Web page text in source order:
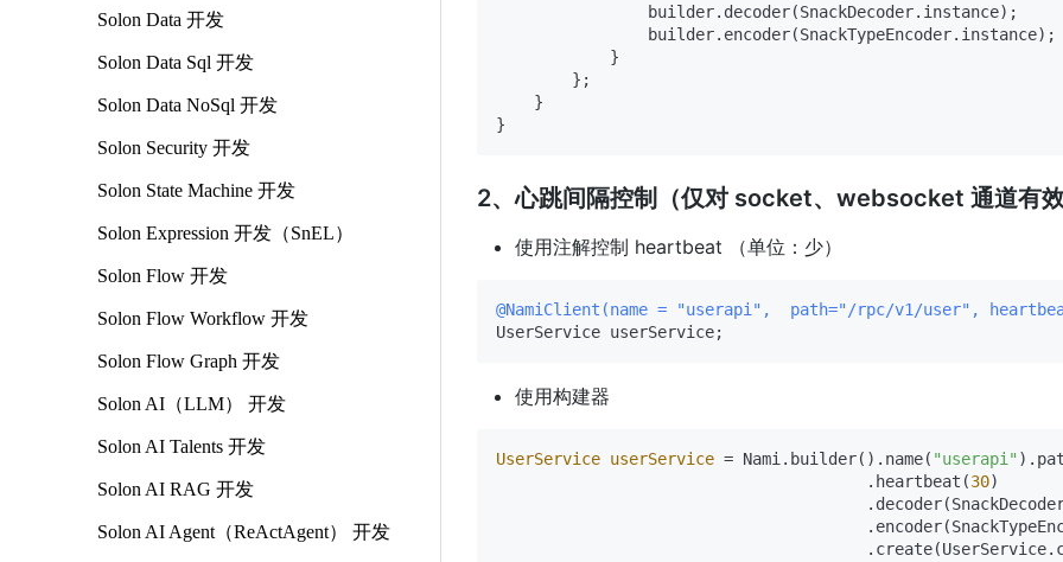
Solon Data 开发
Solon Data Sql 开发
Solon Data NoSql 开发
Solon Security 开发
Solon State Machine 开发
Solon Expression 开发（SnEL）
Solon Flow 开发
Solon Flow Workflow 开发
Solon Flow Graph 开发
Solon AI（LLM） 开发
Solon AI Talents 开发
Solon AI RAG 开发
Solon AI Agent（ReActAgent） 开发
                builder.decoder(SnackDecoder.instance);
                builder.encoder(SnackTypeEncoder.instance);
            }
        };
    }
2、心跳间隔控制（仅对 socket、websocket 通道有效
使用注解控制 heartbeat （单位：少）
@NamiClient(name = "userapi",  path="/rpc/v1/user",
使用构建器
UserService userService = Nami.builder().name( "userapi"
                                       .heartbeat(
30)